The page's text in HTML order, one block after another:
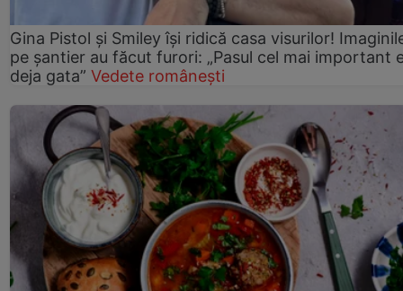
Gina Pistol și Smiley își ridică casa visurilor!
pe șantier au făcut furori: „Pasul cel mai important
deja gata” Vedete românești